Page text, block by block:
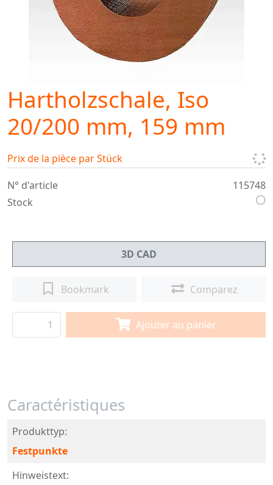
Hartholzschale, Iso
20/200 mm, 159 mm
Prix de la pièce par Stück
N° d'article
115748
Stock
3D CAD
Bookmark Comparez
Ajouter au panier
Caractéristiques
Produkttyp:
Festpunkte
Hinweistext: